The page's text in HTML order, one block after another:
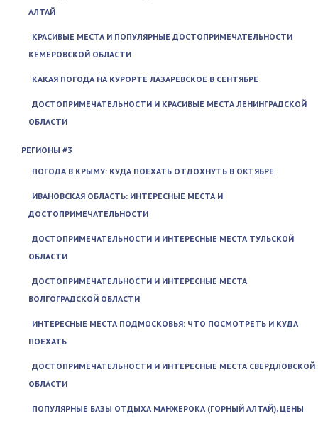
АЛТАЙ
КРАСИВЫЕ МЕСТА И ПОПУЛЯРНЫЕ ДОСТОПРИМЕЧАТЕЛЬНОСТИ
КЕМЕРОВСКОЙ ОБЛАСТИ
КАКАЯ ПОГОДА НА КУРОРТЕ ЛАЗАРЕВСКОЕ В СЕНТЯБРЕ
ДОСТОПРИМЕЧАТЕЛЬНОСТИ И КРАСИВЫЕ МЕСТА ЛЕНИНГРАДСКОЙ
ОБЛАСТИ
РЕГИОНЫ #3
ПОГОДА В КРЫМУ: КУДА ПОЕХАТЬ ОТДОХНУТЬ В ОКТЯБРЕ
ИВАНОВСКАЯ ОБЛАСТЬ: ИНТЕРЕСНЫЕ МЕСТА И
ДОСТОПРИМЕЧАТЕЛЬНОСТИ
ДОСТОПРИМЕЧАТЕЛЬНОСТИ И ИНТЕРЕСНЫЕ МЕСТА ТУЛЬСКОЙ
ОБЛАСТИ
ДОСТОПРИМЕЧАТЕЛЬНОСТИ И ИНТЕРЕСНЫЕ МЕСТА
ВОЛГОГРАДСКОЙ ОБЛАСТИ
ИНТЕРЕСНЫЕ МЕСТА ПОДМОСКОВЬЯ: ЧТО ПОСМОТРЕТЬ И КУДА
ПОЕХАТЬ
ДОСТОПРИМЕЧАТЕЛЬНОСТИ И ИНТЕРЕСНЫЕ МЕСТА СВЕРДЛОВСКОЙ
ОБЛАСТИ
ПОПУЛЯРНЫЕ БАЗЫ ОТДЫХА МАНЖЕРОКА (ГОРНЫЙ АЛТАЙ), ЦЕНЫ